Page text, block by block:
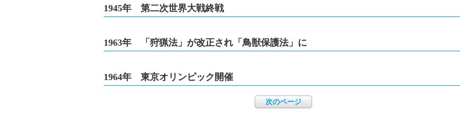
1945年 第二次世界大戦終戦
1963年 「狩猟法」が改正され「鳥獣保護法」に
1964年 東京オリンピック開催
次のページ